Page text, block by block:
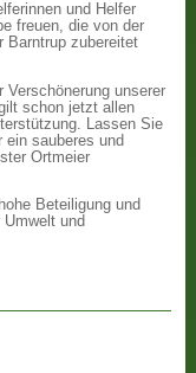
und Helfer
freuen, die von der
Barntrup zubereitet
Verschönerung unserer
schon jetzt allen
Lassen Sie
ein sauberes und
Ortmeier
Beteiligung und
und